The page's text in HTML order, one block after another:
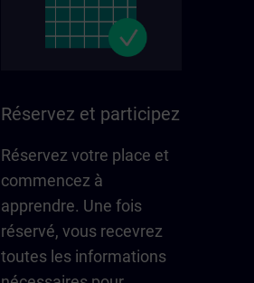
Réservez et participez
Réservez votre place et
commencez à
apprendre. Une fois
réservé, vous recevrez
toutes les informations